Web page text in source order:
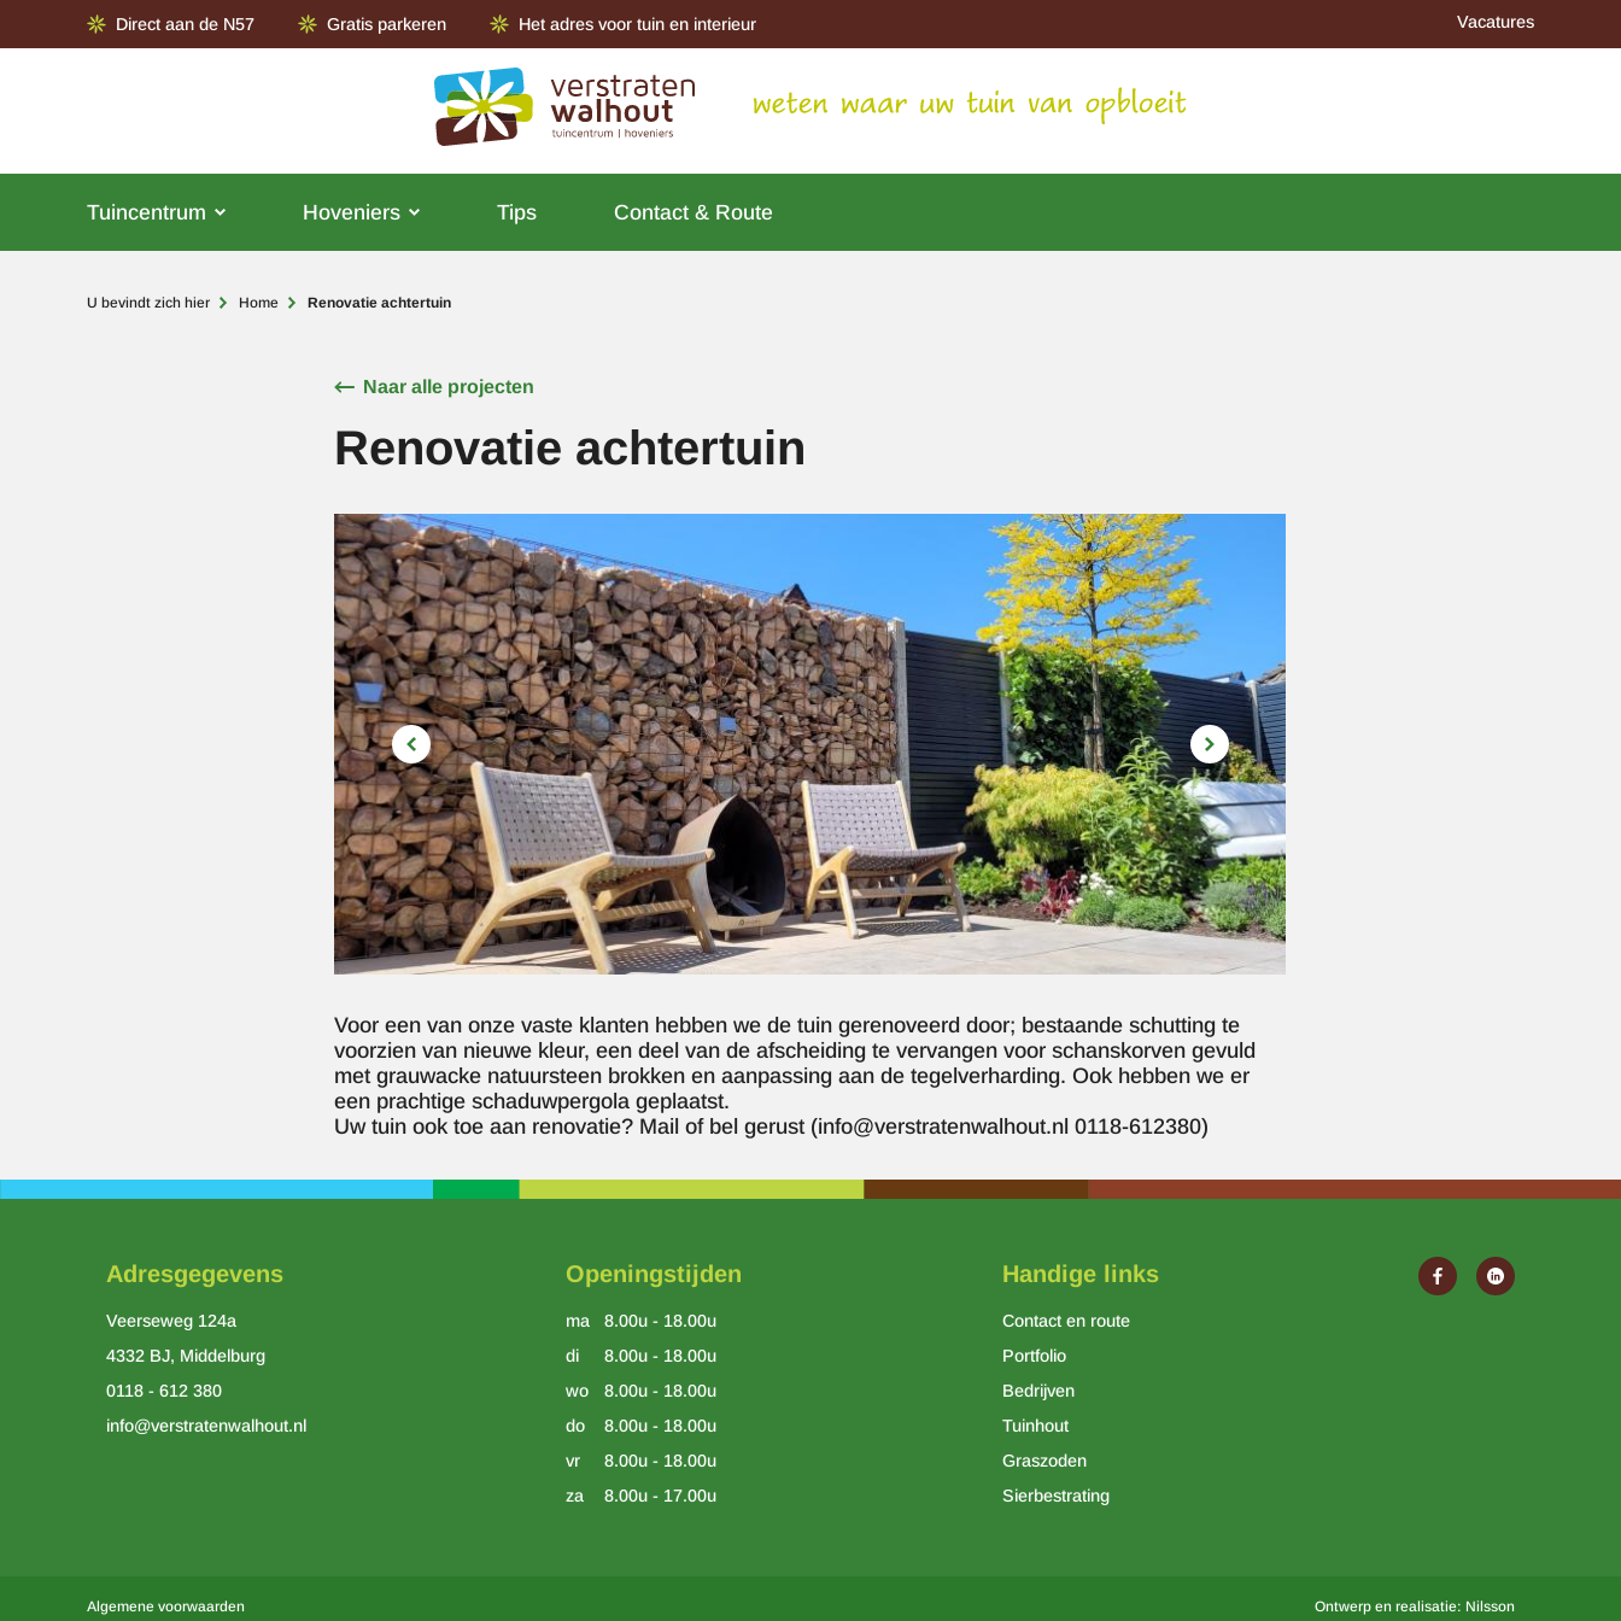
Direct aan de N57 Gratis parkeren Het adres voor tuin en interieur Vacatures
Tuincentrum Hoveniers Tips Contact & Route
Kruimelpad
U bevindt zich hier Home Renovatie achtertuin
Naar alle projecten
Renovatie achtertuin
Afbeelding
Voor een van onze vaste klanten hebben we de tuin gerenoveerd door; bestaande schutting te
voorzien van nieuwe kleur, een deel van de afscheiding te vervangen voor schanskorven gevuld
met grauwacke natuursteen brokken en aanpassing aan de tegelverharding. Ook hebben we er
een prachtige schaduwpergola geplaatst.
Uw tuin ook toe aan renovatie? Mail of bel gerust (info@verstratenwalhout.nl 0118-612380)
Adresgegevens
Veerseweg 124a
4332 BJ, Middelburg
0118 - 612 380
info@verstratenwalhout.nl
Openingstijden
ma
8.00u - 18.00u
di
8.00u - 18.00u
wo
8.00u - 18.00u
do
8.00u - 18.00u
vr
8.00u - 18.00u
za
8.00u - 17.00u
Handige links
Contact en route
Portfolio
Bedrijven
Tuinhout
Graszoden
Sierbestrating
Algemene voorwaarden Ontwerp en realisatie: Nilsson